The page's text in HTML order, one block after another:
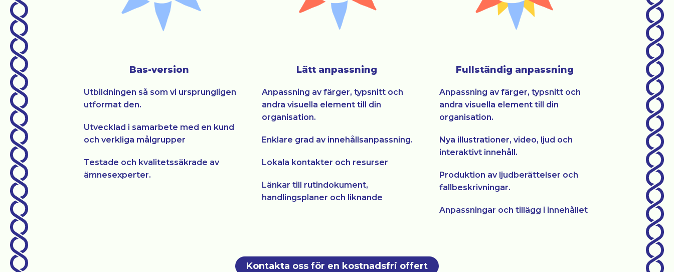
Bas-version
Utbildningen så som vi ursprungligen
utformat den.
Utvecklad i samarbete med en kund
och verkliga målgrupper
Testade och kvalitetssäkrade av
ämnesexperter.
Lätt anpassning
Anpassning av färger, typsnitt och
andra visuella element till din
organisation.
Enklare grad av innehållsanpassning.
Lokala kontakter och resurser
Länkar till rutindokument,
handlingsplaner och liknande
Fullständig anpassning
Anpassning av färger, typsnitt och
andra visuella element till din
organisation.
Nya illustrationer, video, ljud och
interaktivt innehåll.
Produktion av ljudberättelser och
fallbeskrivningar.
Anpassningar och tillägg i innehållet
Kontakta oss för en kostnadsfri offert